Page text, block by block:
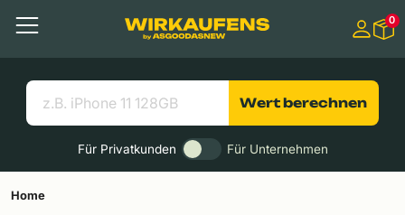
Menü
Suchen
Nützliche Links
0
Wert berechnen
Für Privatkunden Für Unternehmen
Home